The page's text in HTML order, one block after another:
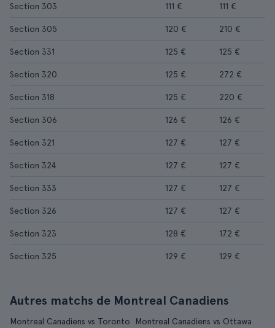
Section 303 111 € 111 €
Section 305 120 € 210 €
Section 331 125 € 125 €
Section 320 125 € 272 €
Section 318 125 € 220 €
Section 306 126 € 126 €
Section 321 127 € 127 €
Section 324 127 € 127 €
Section 333 127 € 127 €
Section 326 127 € 127 €
Section 323 128 € 172 €
Section 325 129 € 129 €
Autres matchs de Montreal Canadiens
Montreal Canadiens vs Toronto Montreal Canadiens vs Ottawa